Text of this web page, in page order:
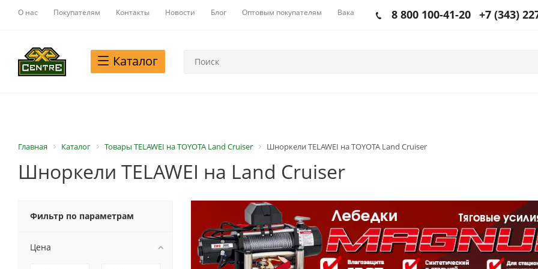
О нас Покупателям Контакты Новости Блог Оптовым покупателям Вакансии 8 800 100-41-20 +7 (343)
Каталог
Главная Каталог Товары TELAWEI на TOYOTA Land Cruiser Шноркели TELAWEI на TOYOTA Land Cruiser
Шноркели TELAWEI на Land Cruiser
Фильтр по параметрам
Цена